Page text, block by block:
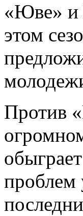
«Юве» и
этом
Против
проблем